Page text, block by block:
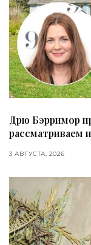
Дрю Бэрримор
рассматриваем
3 АВГУСТА, 2026